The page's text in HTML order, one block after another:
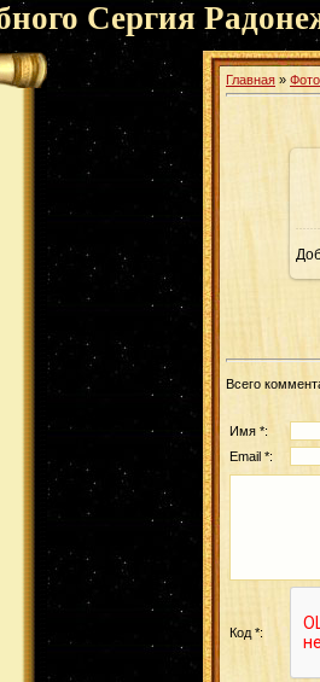
Сергия
Главная »
Всего
Имя *:
Email *:
Код *: